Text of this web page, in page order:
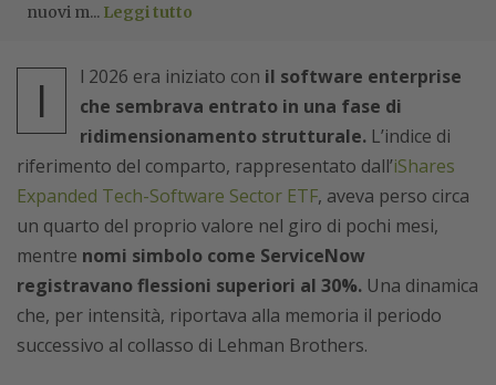
nuovi m... Leggi tutto
I l 2026 era iniziato con il software enterprise
che sembrava entrato in una fase di
ridimensionamento strutturale. L’indice di
riferimento del comparto, rappresentato dall’iShares
Expanded Tech-Software Sector ETF, aveva perso circa
un quarto del proprio valore nel giro di pochi mesi,
mentre nomi simbolo come ServiceNow
registravano flessioni superiori al 30%. Una dinamica
che, per intensità, riportava alla memoria il periodo
successivo al collasso di Lehman Brothers.